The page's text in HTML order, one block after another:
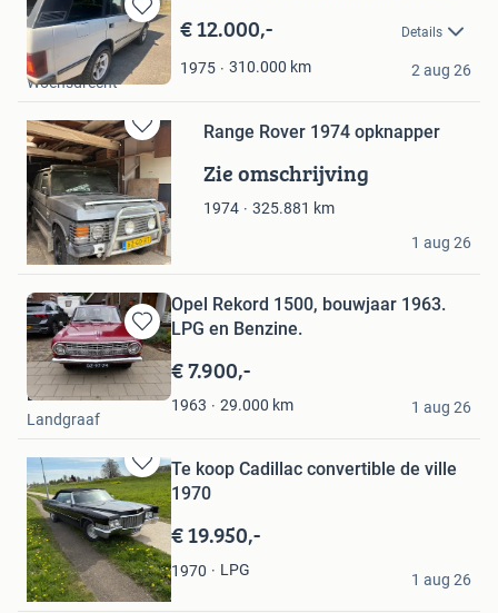
Bewaren
in
Mijn
Favorieten
€ 12.000,- Details
1975 310.000 km
Dik Samsom
Woensdrecht
2 aug 26
Bewaren
in
Mijn
Favorieten
Range Rover 1974 opknapper
Zie omschrijving
1974 325.881 km
Groot
Hem
1 aug 26
Bewaren
in
Mijn
Favorieten
Opel Rekord 1500, bouwjaar 1963.
LPG en Benzine.
€ 7.900,-
1963 29.000 km
Damoiseaux
Landgraaf
1 aug 26
Bewaren
in
Mijn
Favorieten
Te koop Cadillac convertible de ville
1970
€ 19.950,-
1970 LPG
Rene
Lith
1 aug 26